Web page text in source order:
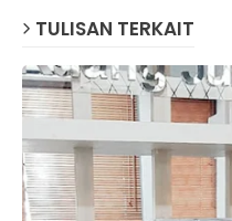
TULISAN TERKAIT